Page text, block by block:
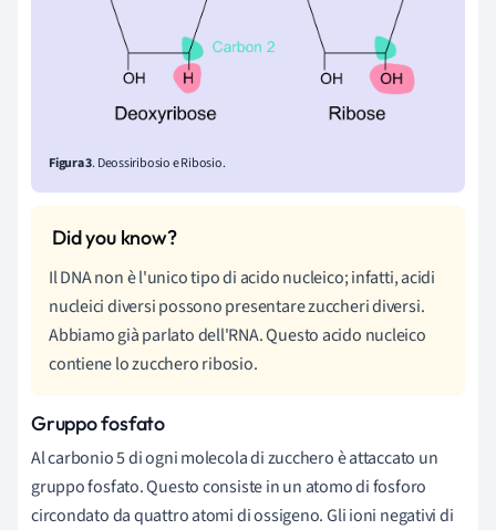
Figura 3. Deossiribosio e Ribosio.
Il DNA non è l'unico tipo di acido nucleico; infatti, acidi
nucleici diversi possono presentare zuccheri diversi.
Abbiamo già parlato dell'RNA. Questo acido nucleico
contiene lo zucchero ribosio.
Gruppo fosfato
Al carbonio 5 di ogni molecola di zucchero è attaccato un
gruppo fosfato. Questo consiste in un atomo di fosforo
circondato da quattro atomi di ossigeno. Gli ioni negativi di